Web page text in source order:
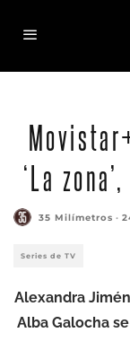
‘La
35 Milímetros ·
Series de TV
Alexandra
Alba Galocha